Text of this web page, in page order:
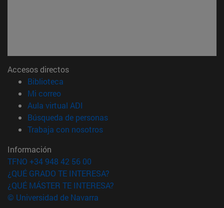
Accesos directos
Biblioteca
Mi correo(abre en nueva ventana)
Aula virtual ADI
Búsqueda de personas(abre en nueva ventana)
Trabaja con nosotros(abre en nueva ventana)
Información
TFNO +34 948 42 56 00
¿QUÉ GRADO TE INTERESA?
¿QUÉ MÁSTER TE INTERESA?
© Universidad de Navarra